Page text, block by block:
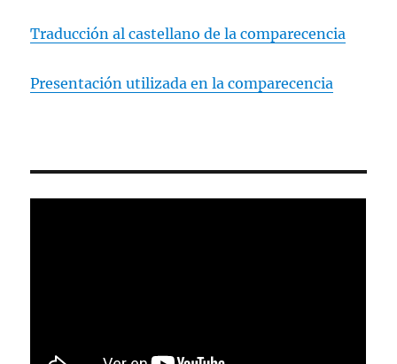
Traducción al castellano de la comparecencia
Presentación utilizada en la comparecencia